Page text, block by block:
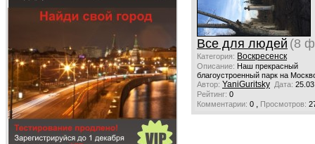
Все для людей (8
Категория: Воскресенск
Описание: Наш прекрасный
благоустроенный парк на
Автор: YaniGuritsky Дата:
Рейтинг: 0
Комментарии: 0 , Просмотров: